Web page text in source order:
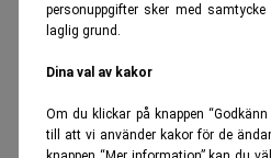
personuppgifter sker med
laglig grund.
Dina val av kakor
Om du klickar på knappen
till att vi använder kakor för de